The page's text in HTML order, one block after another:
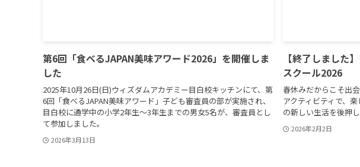
第6回「食べるJAPAN美味アワード2026」を開催しま
した
2025年10月26日(日)ウィズダムアカデミー目白校キッチンにて、第
6回「食べるJAPAN美味アワード」子ども審査員の部が実施され、
目白校に通学中の小学2年生～3年生までの男女5名が、審査員とし
て参加しました。
2026年3月13日
【終了しました
スクール2026
春休みだからこそ出
アクティビティで、
の新しい生活を後押
2026年2月2日